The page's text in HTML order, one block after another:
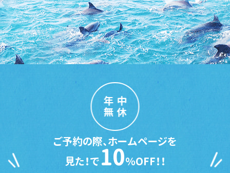
年中
無休
ご予約の際、ホームページを
見た！で10％OFF！！